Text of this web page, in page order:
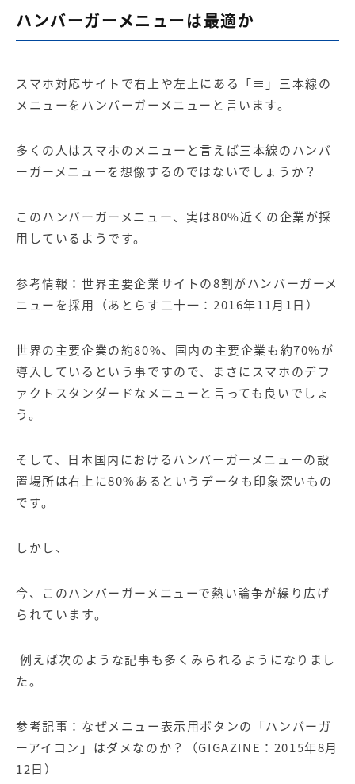
ハンバーガーメニューは最適か
スマホ対応サイトで右上や左上にある「≡」三本線の
メニューをハンバーガーメニューと言います。
多くの人は スマホのメニューと言えば三本線のハンバ
ーガーメニューを想像するのではないでしょうか？
このハンバーガーメニュー、実は80%近くの企業が採
用しているようです。
参考情報： 世界主要企業サイトの8割がハンバーガーメ
ニューを採用 （あとらす二十一：2016年11月 1日）
世界の主要企業の約80%、国内の主要企業も約70%が
導入しているという事ですので、まさにスマホのデフ
ァクトスタンダードなメニューと言っても良いでしょ
う。
そして、日本国内におけるハンバーガーメニューの設
置場所は右上に80%あるという データも印象深いもの
です。
しかし、
今、このハンバーガーメニューで熱い論争が繰り広げ
られています。
例えば次のような記事も多くみられるようになりまし
た。
参考記事： なぜメニュー表示用ボタンの「ハンバーガ
ーアイコン」はダメなのか？
（GIGAZINE ： 2015年8月
12日）